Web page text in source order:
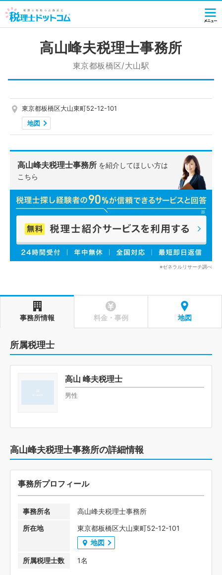
高山峰夫税理士事務所
東京都板橋区/大山駅
東京都板橋区大山東町52-12-101
地図
高山峰夫税理士事務所 を紹介してほしい方は
こちら
※ゼネラルリサーチ調べ
事務所情報 料金・事例 地図
所属税理士
高山 峰夫税理士
男性
高山峰夫税理士事務所の詳細情報
事務所プロフィール
事務所名
高山峰夫税理士事務所
所在地
東京都板橋区大山東町52-12-101
地図
所属税理士数 1名